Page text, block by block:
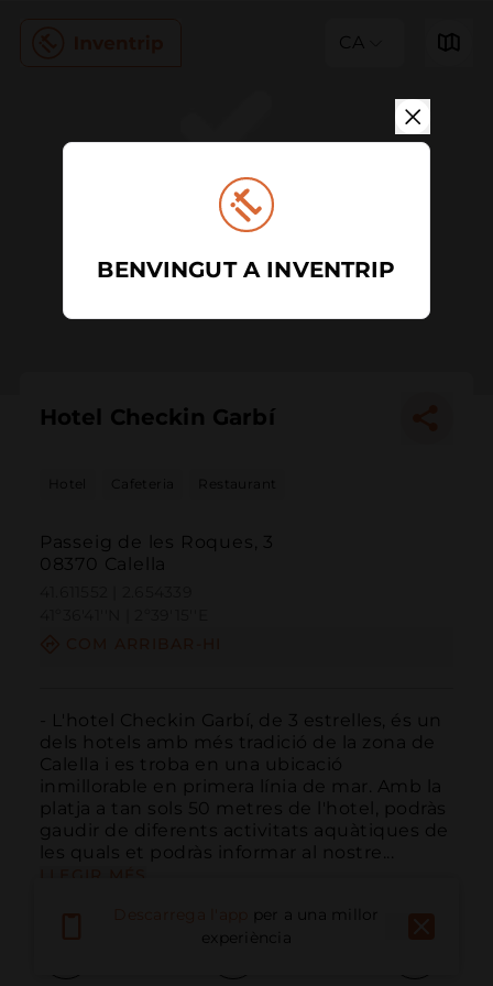
CA
Hotel Checkin Garbí
Hotel Cafeteria Restaurant
Passeig de les Roques, 3
08370 Calella
- L'hotel Checkin Garbí, de 3 estrelles, és un
dels hotels amb més tradició de la zona de
Calella i es troba en una ubicació
inmillorable en primera línia de mar. Amb la
platja a tan sols 50 metres de l'hotel, podràs
gaudir de diferents activitats aquàtiques de
les quals et podràs informar al nostre...
per a una millor
experiència
BENVINGUT A INVENTRIP